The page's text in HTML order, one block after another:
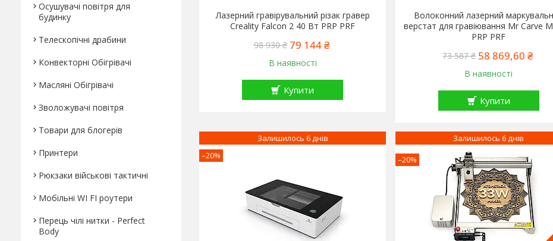
Лазерний гравірувальний різак гравер
Creality Falcon 2 40 Вт PRP PRF
98 930 ₴ 79 144 ₴
В наявності
Купити
Волоконний лазерний
верстат для гравіювання Mr Carve
PRP PRF
73 587 ₴ 58 869,60 ₴
В наявності
Купити
–20%
Залишилось 6 днів
–20%
Залишилось 6 днів
Осушувачі повітря для
будинку
Телескопічні драбини
Конвекторні Обігрівачі
Масляні Обігрівачі
Зволожувачі повітря
Товари для блогерів
Принтери
Рюкзаки військові тактичні
Мобільні WI FI роутери
Перець чілі нитки - Perfect
Body